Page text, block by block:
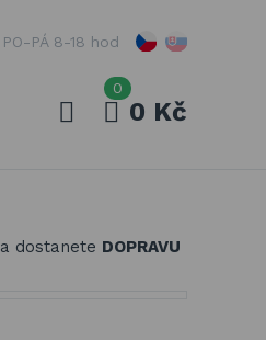
PO-PÁ 8-18 hod
0
0 Kč
a dostanete DOPRAVU